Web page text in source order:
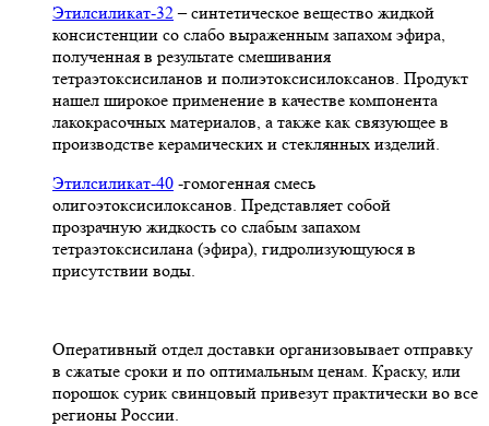
Этилсиликат-32– синтетическое вещество жидкой
консистенции со слабо выраженным запахом эфира,
полученная в результате смешивания
тетpаэтоксисиланов и полиэтоксисилоксанов. Продукт
нашел широкое применение в качестве компонента
лакокрасочных материалов, а также как связующее в
производстве керамических и стеклянных изделий.
Этилсиликат-40 -гомогенная смесь
олигоэтоксисилоксанов. Представляет собой
прозрачную жидкость со слабым запахом
тетраэтоксисилана (эфира), гидролизующуюся в
присутствии воды.
Оперативный отдел доставки организовывает отправку
в сжатые сроки и по оптимальным ценам. Краску, или
порошок сурик свинцовый привезут практически во все
регионы России.